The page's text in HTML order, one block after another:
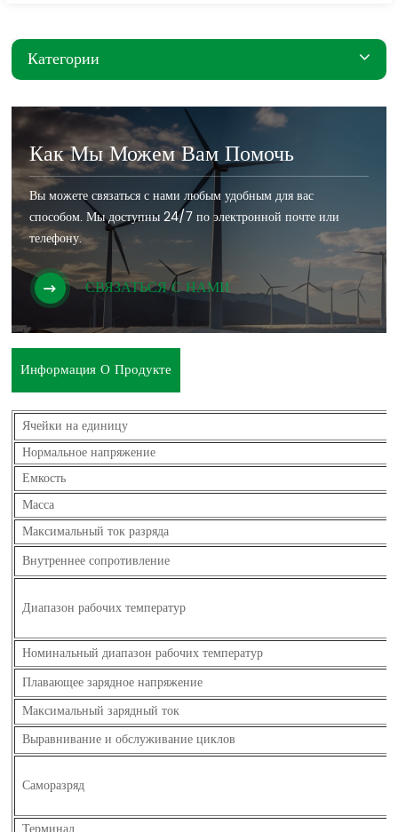
Категории
Как Мы Можем Вам Помочь
Вы можете связаться с нами любым удобным для вас
способом. Мы доступны 24/7 по электронной почте или
телефону.
СВЯЗАТЬСЯ С НАМИ
Информация О Продукте
Ячейки на единицу
Нормальное напряжение
Емкость
Масса
Максимальный ток разряда
Внутреннее сопротивление
Диапазон рабочих температур
Номинальный диапазон рабочих температур
Плавающее зарядное напряжение
Максимальный зарядный ток
Выравнивание и обслуживание циклов
Саморазряд